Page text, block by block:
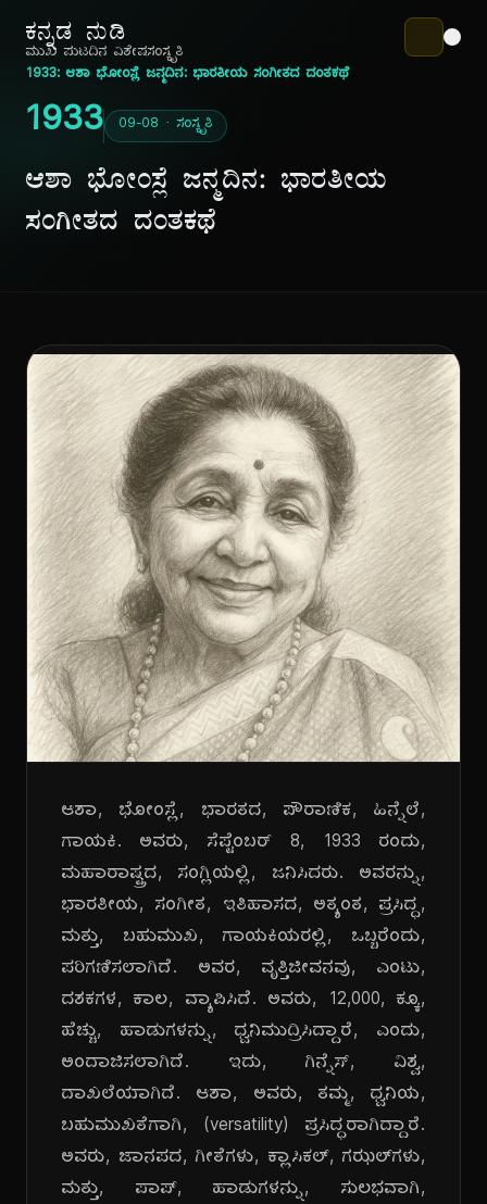
ಕನ್ನಡ ನುಡಿ
ಮುಖ ಪುಟದಿನ ವಿಶೇಷಸಂಸ್ಕೃತಿ
1933: ಆಶಾ ಭೋಂಸ್ಲೆ ಜನ್ಮದಿನ: ಭಾರತೀಯ ಸಂಗೀತದ ದಂತಕಥೆ
1933 09-08 · ಸಂಸ್ಕೃತಿ
ಆಶಾ ಭೋಂಸ್ಲೆ ಜನ್ಮದಿನ: ಭಾರತೀಯ
ಸಂಗೀತದ ದಂತಕಥೆ
ಆಶಾ, ಭೋಂಸ್ಲೆ, ಭಾರತದ, ಪೌರಾಣಿಕ, ಹಿನ್ನೆಲೆ,
ಗಾಯಕಿ. ಅವರು, ಸೆಪ್ಟೆಂಬರ್ 8, 1933 ರಂದು,
ಮಹಾರಾಷ್ಟ್ರದ, ಸಂಗ್ಲಿಯಲ್ಲಿ, ಜನಿಸಿದರು. ಅವರನ್ನು,
ಭಾರತೀಯ, ಸಂಗೀತ, ಇತಿಹಾಸದ, ಅತ್ಯಂತ, ಪ್ರಸಿದ್ಧ,
ಮತ್ತು, ಬಹುಮುಖ, ಗಾಯಕಿಯರಲ್ಲಿ, ಒಬ್ಬರೆಂದು,
ಪರಿಗಣಿಸಲಾಗಿದೆ. ಅವರ, ವೃತ್ತಿಜೀವನವು, ಎಂಟು,
ದಶಕಗಳ, ಕಾಲ, ವ್ಯಾಪಿಸಿದೆ. ಅವರು, 12,000, ಕ್ಕೂ,
ಹೆಚ್ಚು, ಹಾಡುಗಳನ್ನು, ಧ್ವನಿಮುದ್ರಿಸಿದ್ದಾರೆ, ಎಂದು,
ಅಂದಾಜಿಸಲಾಗಿದೆ. ಇದು, ಗಿನ್ನೆಸ್, ವಿಶ್ವ,
ದಾಖಲೆಯಾಗಿದೆ. ಆಶಾ, ಅವರು, ತಮ್ಮ, ಧ್ವನಿಯ,
ಬಹುಮುಖತೆಗಾಗಿ, (versatility) ಪ್ರಸಿದ್ಧರಾಗಿದ್ದಾರೆ.
ಅವರು, ಜಾನಪದ, ಗೀತೆಗಳು, ಕ್ಲಾಸಿಕಲ್, ಗಝಲ್‌ಗಳು,
ಮತ್ತು, ಪಾಪ್, ಹಾಡುಗಳನ್ನು, ಸುಲಭವಾಗಿ,